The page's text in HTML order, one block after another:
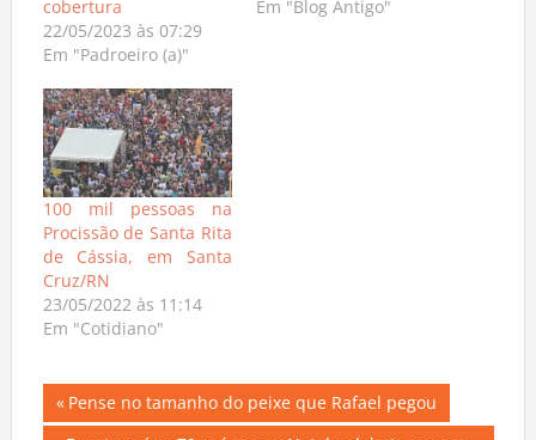
cobertura
22/05/2023 às 07:29
Em "Padroeiro (a)"
Em "Blog Antigo"
100 mil pessoas na
Procissão de Santa Rita
de Cássia, em Santa
Cruz/RN
23/05/2022 às 11:14
Em "Cotidiano"
Navegação
Previous
Pense no tamanho do peixe que Rafael pegou